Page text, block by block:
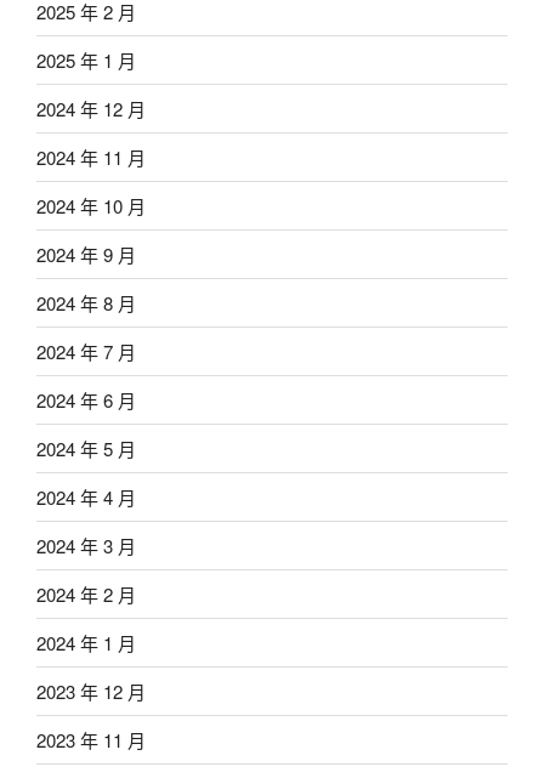
2025 年 2 月
2025 年 1 月
2024 年 12 月
2024 年 11 月
2024 年 10 月
2024 年 9 月
2024 年 8 月
2024 年 7 月
2024 年 6 月
2024 年 5 月
2024 年 4 月
2024 年 3 月
2024 年 2 月
2024 年 1 月
2023 年 12 月
2023 年 11 月